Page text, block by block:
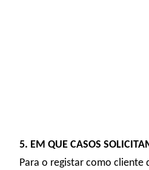
5. EM QUE CASOS
Para o registar como cliente